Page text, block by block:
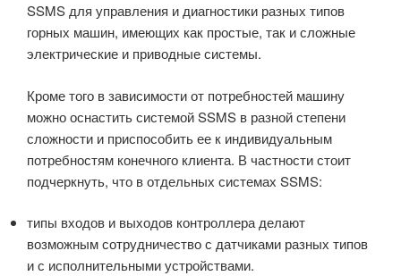
SSMS для управления и диагностики разных типов
горных машин, имеющих как простые, так и сложные
электрические и приводные системы.
Кроме того в зависимости от потребностей машину
можно оснастить системой SSMS в разной степени
сложности и приспособить ее к индивидуальным
потребностям конечного клиента. В частности стоит
подчеркнуть, что в отдельных системах SSMS:
типы входов и выходов контроллера делают
возможным сотрудничество с датчиками разных типов
и с исполнительными устройствами.